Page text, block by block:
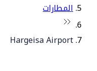
المطارات
Hargeisa Airport